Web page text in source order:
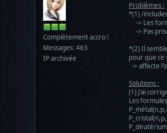
Complètement accro !
Messages: 463
IP archivée
Problèmes :
*(1) /
-> Les
-> Pas
*(2) Il
pour que ce
-> affecte
Solutions :
(1) J'ai
Les